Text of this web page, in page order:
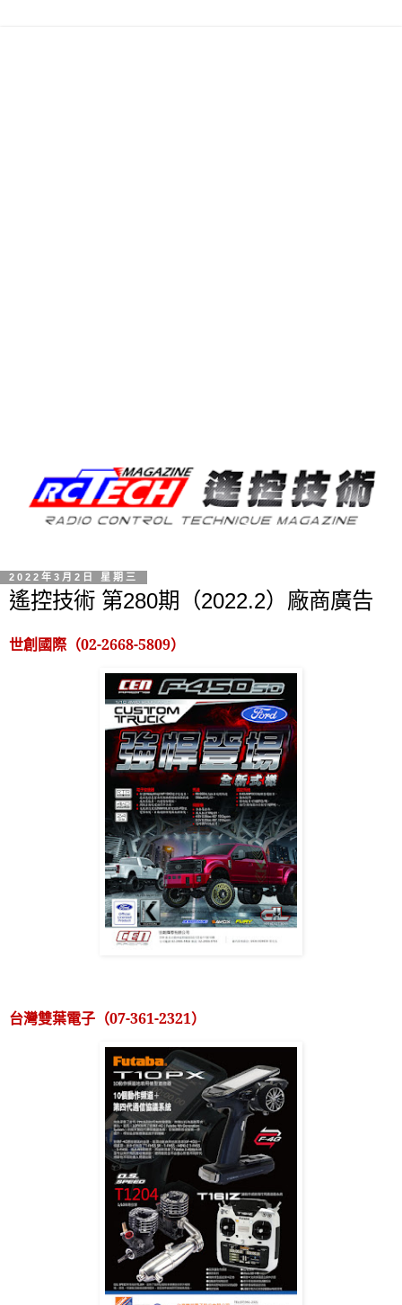
2022年3月2日 星期三
遙控技術 第280期（2022.2）廠商廣告
世創國際（02-2668-5809）
台灣雙葉電子（07-361-2321）